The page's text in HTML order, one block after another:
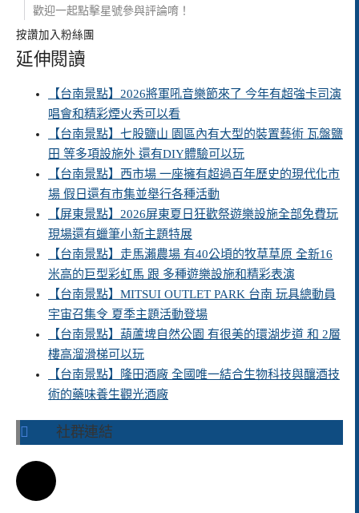
歡迎一起點擊星號參與評論唷！
按讚加入粉絲團
延伸閱讀
【台南景點】2026將軍吼音樂節來了 今年有超強卡司演
唱會和精彩煙火秀可以看
【台南景點】七股鹽山 園區內有大型的裝置藝術 瓦盤鹽
田 等多項設施外 還有DIY體驗可以玩
【台南景點】西市場 一座擁有超過百年歷史的現代化市
場 假日還有市集並舉行各種活動
【屏東景點】2026屏東夏日狂歡祭遊樂設施全部免費玩
現場還有蠟筆小新主題特展
【台南景點】走馬瀨農場 有40公頃的牧草草原 全新16
米高的巨型彩虹馬 跟 多種遊樂設施和精彩表演
【台南景點】MITSUI OUTLET PARK 台南 玩具總動員
宇宙召集令 夏季主題活動登場
【台南景點】葫蘆埤自然公園 有很美的環湖步道 和 2層
樓高溜滑梯可以玩
【台南景點】隆田酒廠 全國唯一結合生物科技與釀酒技
術的藥味養生觀光酒廠
社群連結